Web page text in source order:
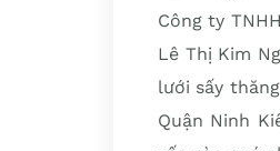
Công ty
Lê Thị Kim
lưới sấy
Quận Ninh